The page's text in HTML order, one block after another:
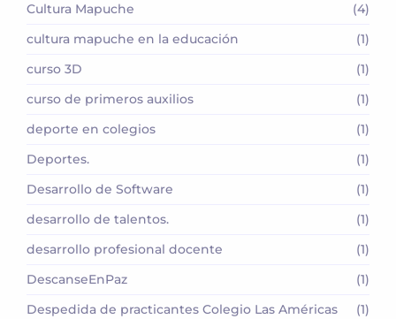
Cultura Mapuche
(4)
cultura mapuche en la educación
(1)
curso 3D
(1)
curso de primeros auxilios
(1)
deporte en colegios
(1)
Deportes.
(1)
Desarrollo de Software
(1)
desarrollo de talentos.
(1)
desarrollo profesional docente
(1)
DescanseEnPaz
(1)
Despedida de practicantes Colegio Las Américas
(1)